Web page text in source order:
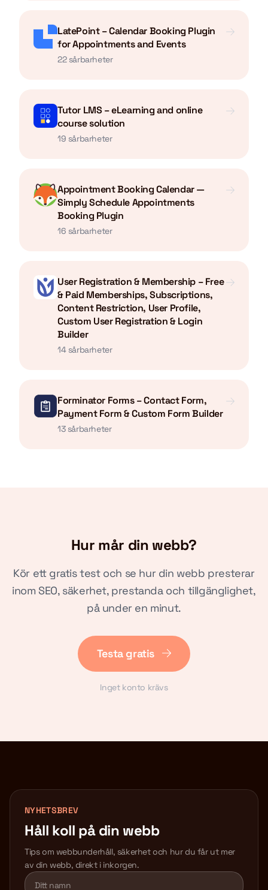
LatePoint – Calendar Booking Plugin
for Appointments and Events
22 sårbarheter
Tutor LMS – eLearning and online
course solution
19 sårbarheter
Appointment Booking Calendar —
Simply Schedule Appointments
Booking Plugin
16 sårbarheter
User Registration & Membership – Free
& Paid Memberships, Subscriptions,
Content Restriction, User Profile,
Custom User Registration & Login
Builder
14 sårbarheter
Forminator Forms – Contact Form,
Payment Form & Custom Form Builder
13 sårbarheter
Hur mår din webb?
Kör ett gratis test och se hur din webb presterar
inom SEO, säkerhet, prestanda och tillgänglighet,
på under en minut.
Testa gratis
Inget konto krävs
NYHETSBREV
Håll koll på din webb
Tips om webbunderhåll, säkerhet och hur du får ut mer
av din webb, direkt i inkorgen.
Lämna detta fält tomt